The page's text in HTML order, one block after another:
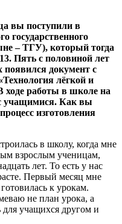
вы поступили в
государственного
– ТГУ), который тогда
Пять с половиной лет
появился документ с
лёгкой и
ходе работы в школе на
учащимися. Как вы
изготовления
в школу, когда мне
взрослым ученицам,
лет. То есть у нас
Первый месяц мне
к урокам.
не план урока, а
для учащихся другом и